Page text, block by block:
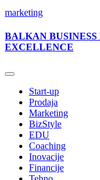
marketing
BALKAN BUSINESS
EXCELLENCE
Start-up
Prodaja
Marketing
BizStyle
EDU
Coaching
Inovacije
Financije